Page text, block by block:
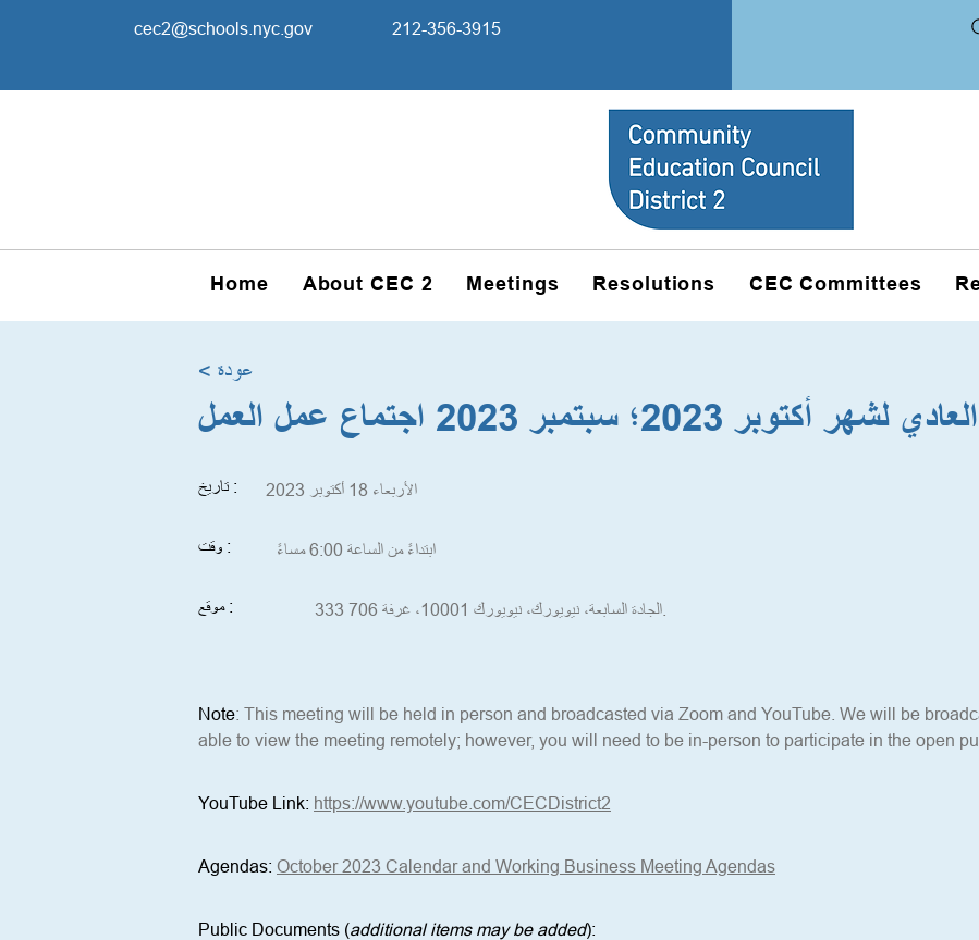
cec2@schools.nyc.gov 212-356-3915
Home About CEC 2 Meetings Resolutions CEC Committees
< عودة
2023؛ سبتمبر 2023 اجتماع عمل العمل
تاريخ : الأربعاء 18 أكتوبر 2023
وقت : ابتداءً من الساعة 6:00 مساءً
موقع :
Note: This meeting will be held in person and broadcasted via Zoom and YouTube. We will be
able to view the meeting remotely; however, you will need to be in-person to participate in the open
YouTube Link: https://www.youtube.com/CECDistrict2
Agendas: October 2023 Calendar and Working Business Meeting Agendas
Public Documents (additional items may be added):